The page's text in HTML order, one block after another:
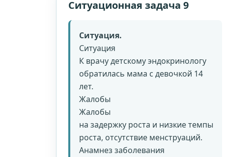
Ситуационная задача 9
Ситуация.
Ситуация
К врачу детскому эндокринологу
обратилась мама с девочкой 14
лет.
Жалобы
Жалобы
на задержку роста и низкие темпы
роста, отсутствие менструаций.
Анамнез заболевания